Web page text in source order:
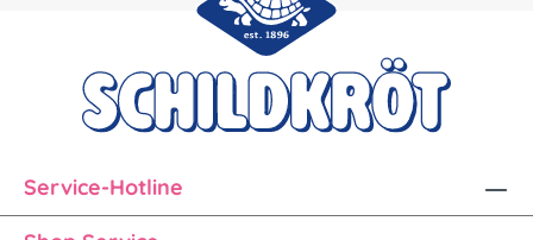
Service-Hotline